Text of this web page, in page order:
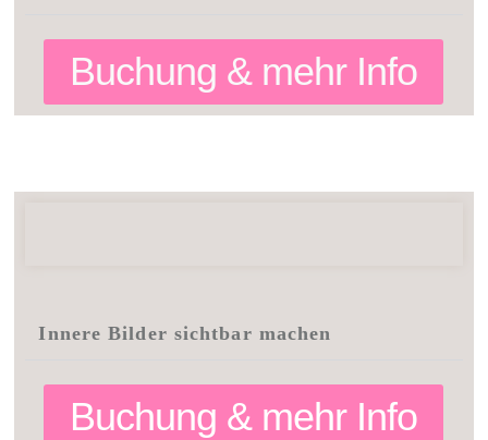
Buchung & mehr Info
Innere Bilder sichtbar machen
Buchung & mehr Info